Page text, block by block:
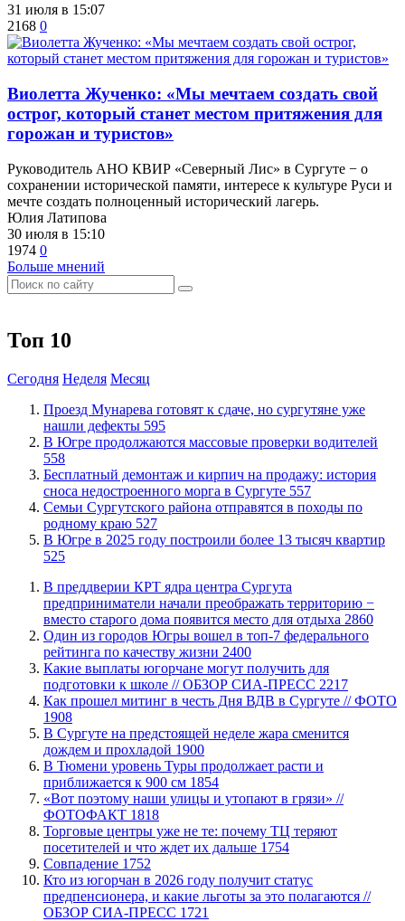
31 июля в 15:07
2168 0
Виолетта Жученко: «Мы мечтаем создать свой
острог, который станет местом притяжения для
горожан и туристов»
Руководитель АНО КВИР «Северный Лис» в Сургуте − о
сохранении исторической памяти, интересе к культуре Руси и
мечте создать полноценный исторический лагерь.
Юлия Латипова
30 июля в 15:10
1974 0
Больше мнений
Топ 10
Сегодня Неделя Месяц
​Проезд Мунарева готовят к сдаче, но сургутяне уже
нашли дефекты 595
​В Югре продолжаются массовые проверки водителей
558
​Бесплатный демонтаж и кирпич на продажу: история
сноса недостроенного морга в Сургуте 557
​Семьи Сургутского района отправятся в походы по
родному краю 527
​В Югре в 2025 году построили более 13 тысяч квартир
525
​В преддверии КРТ ядра центра Сургута
предприниматели начали преображать территорию −
вместо старого дома появится место для отдыха 2860
Один из городов Югры вошел в топ-7 федерального
рейтинга по качеству жизни 2400
Какие выплаты югорчане могут получить для
подготовки к школе // ОБЗОР СИА-ПРЕСС 2217
Как прошел митинг в честь Дня ВДВ в Сургуте // ФОТО
1908
В Сургуте на предстоящей неделе жара сменится
дождем и прохладой 1900
В Тюмени уровень Туры продолжает расти и
приближается к 900 см 1854
«Вот поэтому наши улицы и утопают в грязи» //
ФОТОФАКТ 1818
Торговые центры уже не те: почему ТЦ теряют
посетителей и что ждет их дальше 1754
​Совпадение 1752
Кто из югорчан в 2026 году получит статус
предпенсионера, и какие льготы за это полагаются //
ОБЗОР СИА-ПРЕСС 1721